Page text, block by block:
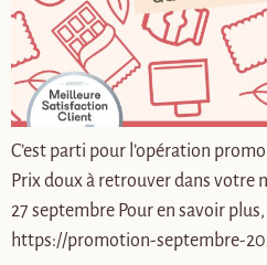
C’est parti pour l’opération
Prix doux à retrouver dans votre
27 septembre Pour en savoir plus,
https://promotion-septembre-